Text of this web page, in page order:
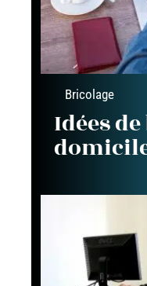
Bricolage
Idées